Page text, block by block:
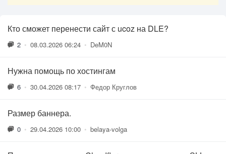
Кто сможет перенести сайт с ucoz на DLE?
2 • 08.03.2026 06:24 • DeM0N
Нужна помощь по хостингам
6 • 30.04.2026 08:17 • Федор Круглов
Размер баннера.
0 • 29.04.2026 10:00 • belaya-volga